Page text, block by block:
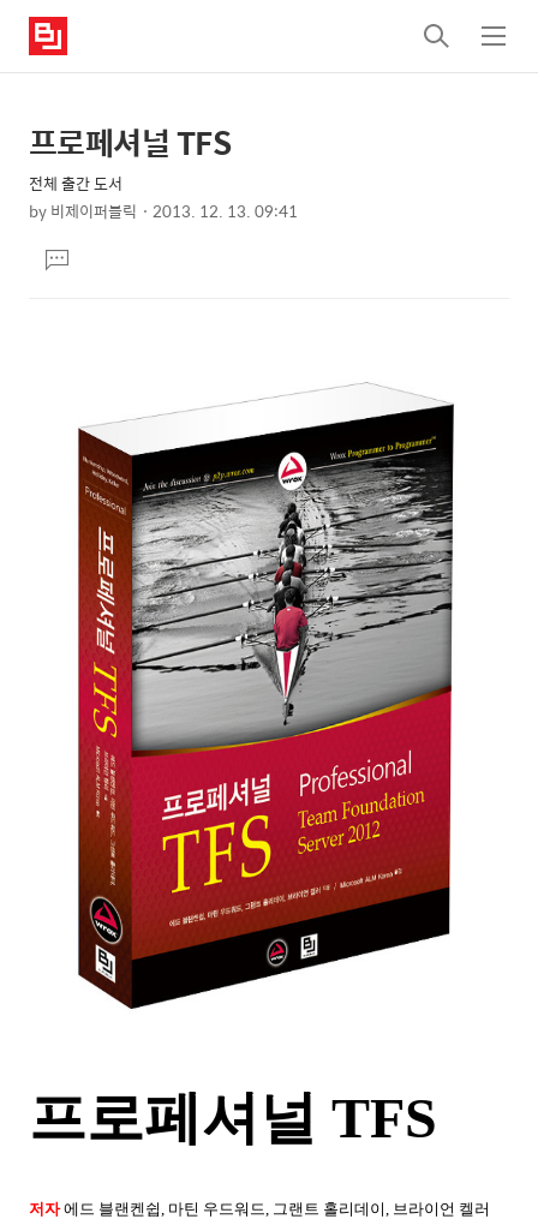
검
색
메
뉴
상
세
컨
텐
츠
본
제
목
프로페셔널 TFS
전체 출간 도서
by비제이퍼블릭 2013. 12. 13. 09:41
문댓
글
프로페셔널 TFS
저자에드 블랜켄쉽, 마틴 우드워드, 그랜트 홀리데이, 브라이언 켈러